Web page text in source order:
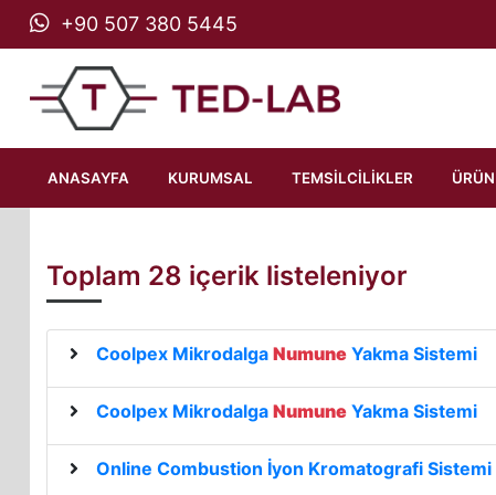
TED-LAB ANALİTİK
+90 507 380 5445
ANASAYFA KURUMSAL TEMSİLCİLİKLER
Toplam 28 içerik listeleniyor
Coolpex Mikrodalga Numune Yakma Sistemi
Coolpex Mikrodalga Numune Yakma Sistemi
Online Combustion İyon Kromatografi Sistemi